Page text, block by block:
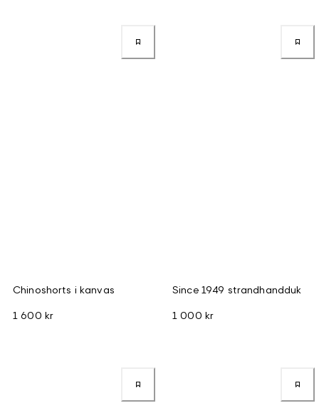
Chinoshorts i kanvas
1 600 kr
Since 1949 strandhandduk
1 000 kr